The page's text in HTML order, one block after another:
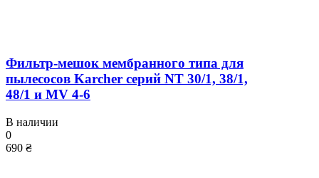
Фильтр-мешок мембранного типа для
пылесосов Karcher серий NT 30/1, 38/1,
48/1 и MV 4-6
В наличии
0
690 ₴